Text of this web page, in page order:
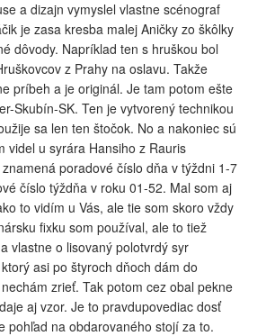
a dizajn vymyslel vlastne scénograf
je zasa kresba malej Aničky zo škôlky
dôvody. Napríklad ten s hruškou bol
z Prahy na oslavu. Takže
príbeh a je originál. Je tam potom ešte
Skubín-SK. Ten je vytvorený technikou
sa len ten štočok. No a nakoniec sú
videl u syrára Hansiho z Rauris
poradové číslo dňa v týždni 1-7
číslo týždňa v roku 01-52. Mal som aj
to vidím u Vás, ale tie som skoro vždy
fixku som používal, ale to tiež
vlastne o lisovaný polotvrdý syr
asi po štyroch dňoch dám do
zrieť. Tak potom cez obal pekne
aj vzor. Je to pravdupovediac dosť
pohľad na obdarovaného stojí za to.